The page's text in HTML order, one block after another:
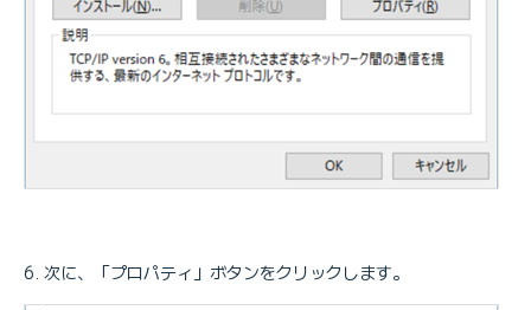
次に、「プロパティ」ボタンをクリックします。